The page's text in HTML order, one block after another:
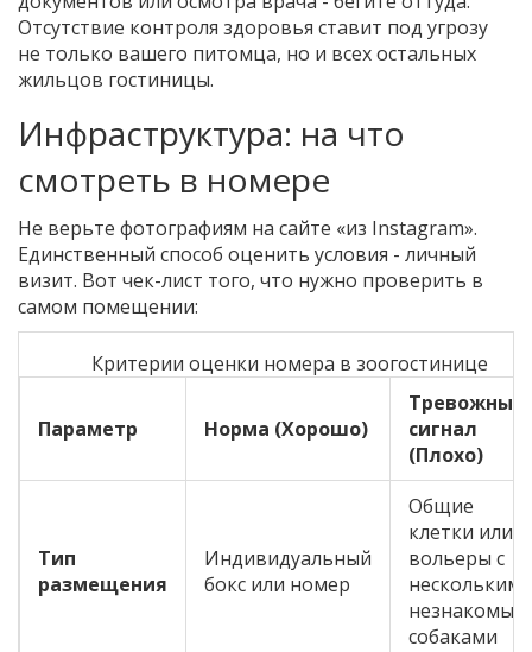
Отсутствие контроля здоровья ставит под угрозу
не только вашего питомца, но и всех остальных
жильцов гостиницы.
Инфраструктура: на что
смотреть в номере
Не верьте фотографиям на сайте «из Instagram».
Единственный способ оценить условия - личный
визит. Вот чек-лист того, что нужно проверить в
самом помещении:
Критерии оценки номера в зоогостинице
Параметр Норма (Хорошо)
Тревожный
сигнал
(Плохо)
Тип
размещения
Индивидуальный
бокс или номер
Общие
клетки или
вольеры с
несколькими
собаками